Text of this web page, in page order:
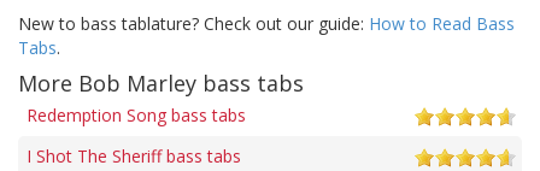
New to bass tablature? Check out our guide: How to Read Bass
Tabs.
More Bob Marley bass tabs
Redemption Song bass tabs
I Shot The Sheriff bass tabs